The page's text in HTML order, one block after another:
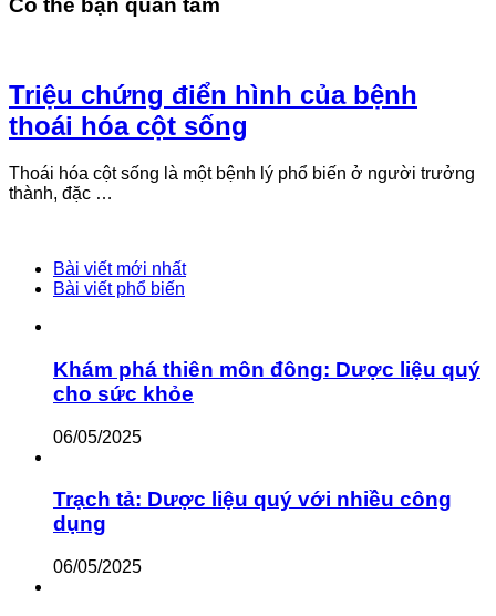
Triệu chứng điển hình của bệnh
thoái hóa cột sống
Thoái hóa cột sống là một bệnh lý phổ biến ở người trưởng
thành, đặc …
Bài viết mới nhất
Bài viết phổ biến
Khám phá thiên môn đông: Dược liệu quý
cho sức khỏe
06/05/2025
Trạch tả: Dược liệu quý với nhiều công
dụng
06/05/2025